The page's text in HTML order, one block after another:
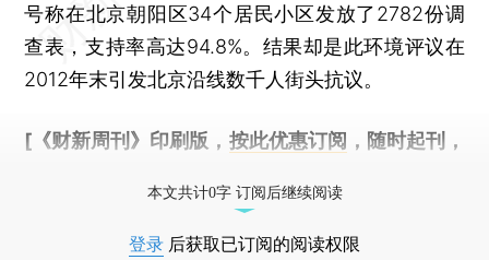
号称在北京朝阳区34个居民小区发放了2782份调
查表，支持率高达94.8%。结果却是此环境评议在
2012年末引发北京沿线数千人街头抗议。
[《财新周刊》印刷版， 按此优惠订阅 ，随时起刊，
本文共计0字 订阅后继续阅读
登录 后获取已订阅的阅读权限